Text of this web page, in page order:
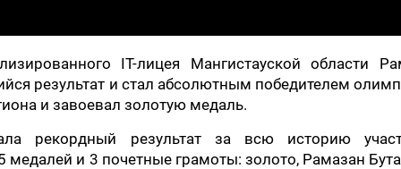
IT-лицея Мангистауской области
результат и стал абсолютным победителем
и завоевал золотую медаль.
рекордный результат за всю историю
медалей и 3 почетные грамоты: золото, Рамазан